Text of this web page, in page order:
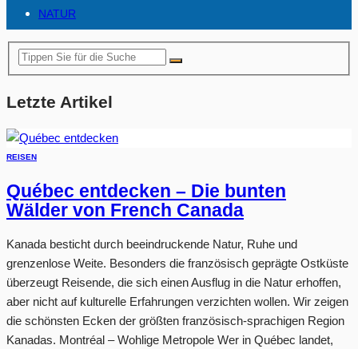
NATUR
Letzte Artikel
REISEN
Québec entdecken – Die bunten
Wälder von French Canada
Kanada besticht durch beeindruckende Natur, Ruhe und
grenzenlose Weite. Besonders die französisch geprägte Ostküste
überzeugt Reisende, die sich einen Ausflug in die Natur erhoffen,
aber nicht auf kulturelle Erfahrungen verzichten wollen. Wir zeigen
die schönsten Ecken der größten französisch-sprachigen Region
Kanadas. Montréal – Wohlige Metropole Wer in Québec landet,